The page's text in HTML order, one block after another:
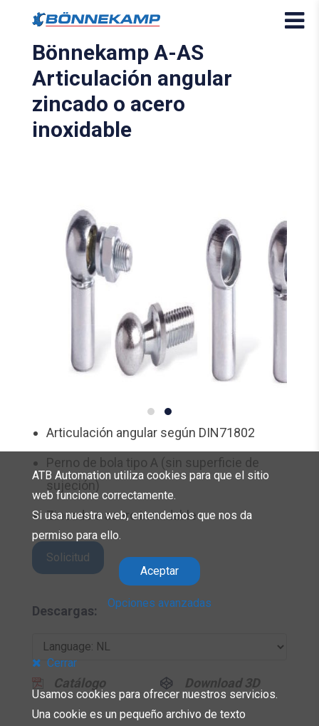
Bönnekamp A-AS
Articulación angular
zincado o acero
inoxidable
Articulación angular según DIN71802
Perno de bola tipo A (sin superficie de
sujeción)
Zincado o acero inoxidable
Solicitud
Descargas:
Catálogo Download 3D
ATB Automation utiliza cookies para que el sitio
web funcione correctamente.
Si usa nuestra web, entendemos que nos da
permiso para ello.
Aceptar
Opciones avanzadas
Cerrar
Usamos cookies para ofrecer nuestros servicios.
Una cookie es un pequeño archivo de texto